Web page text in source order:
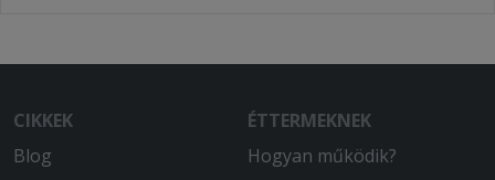
CIKKEK
Blog
ÉTTERMEKNEK
Hogyan működik?